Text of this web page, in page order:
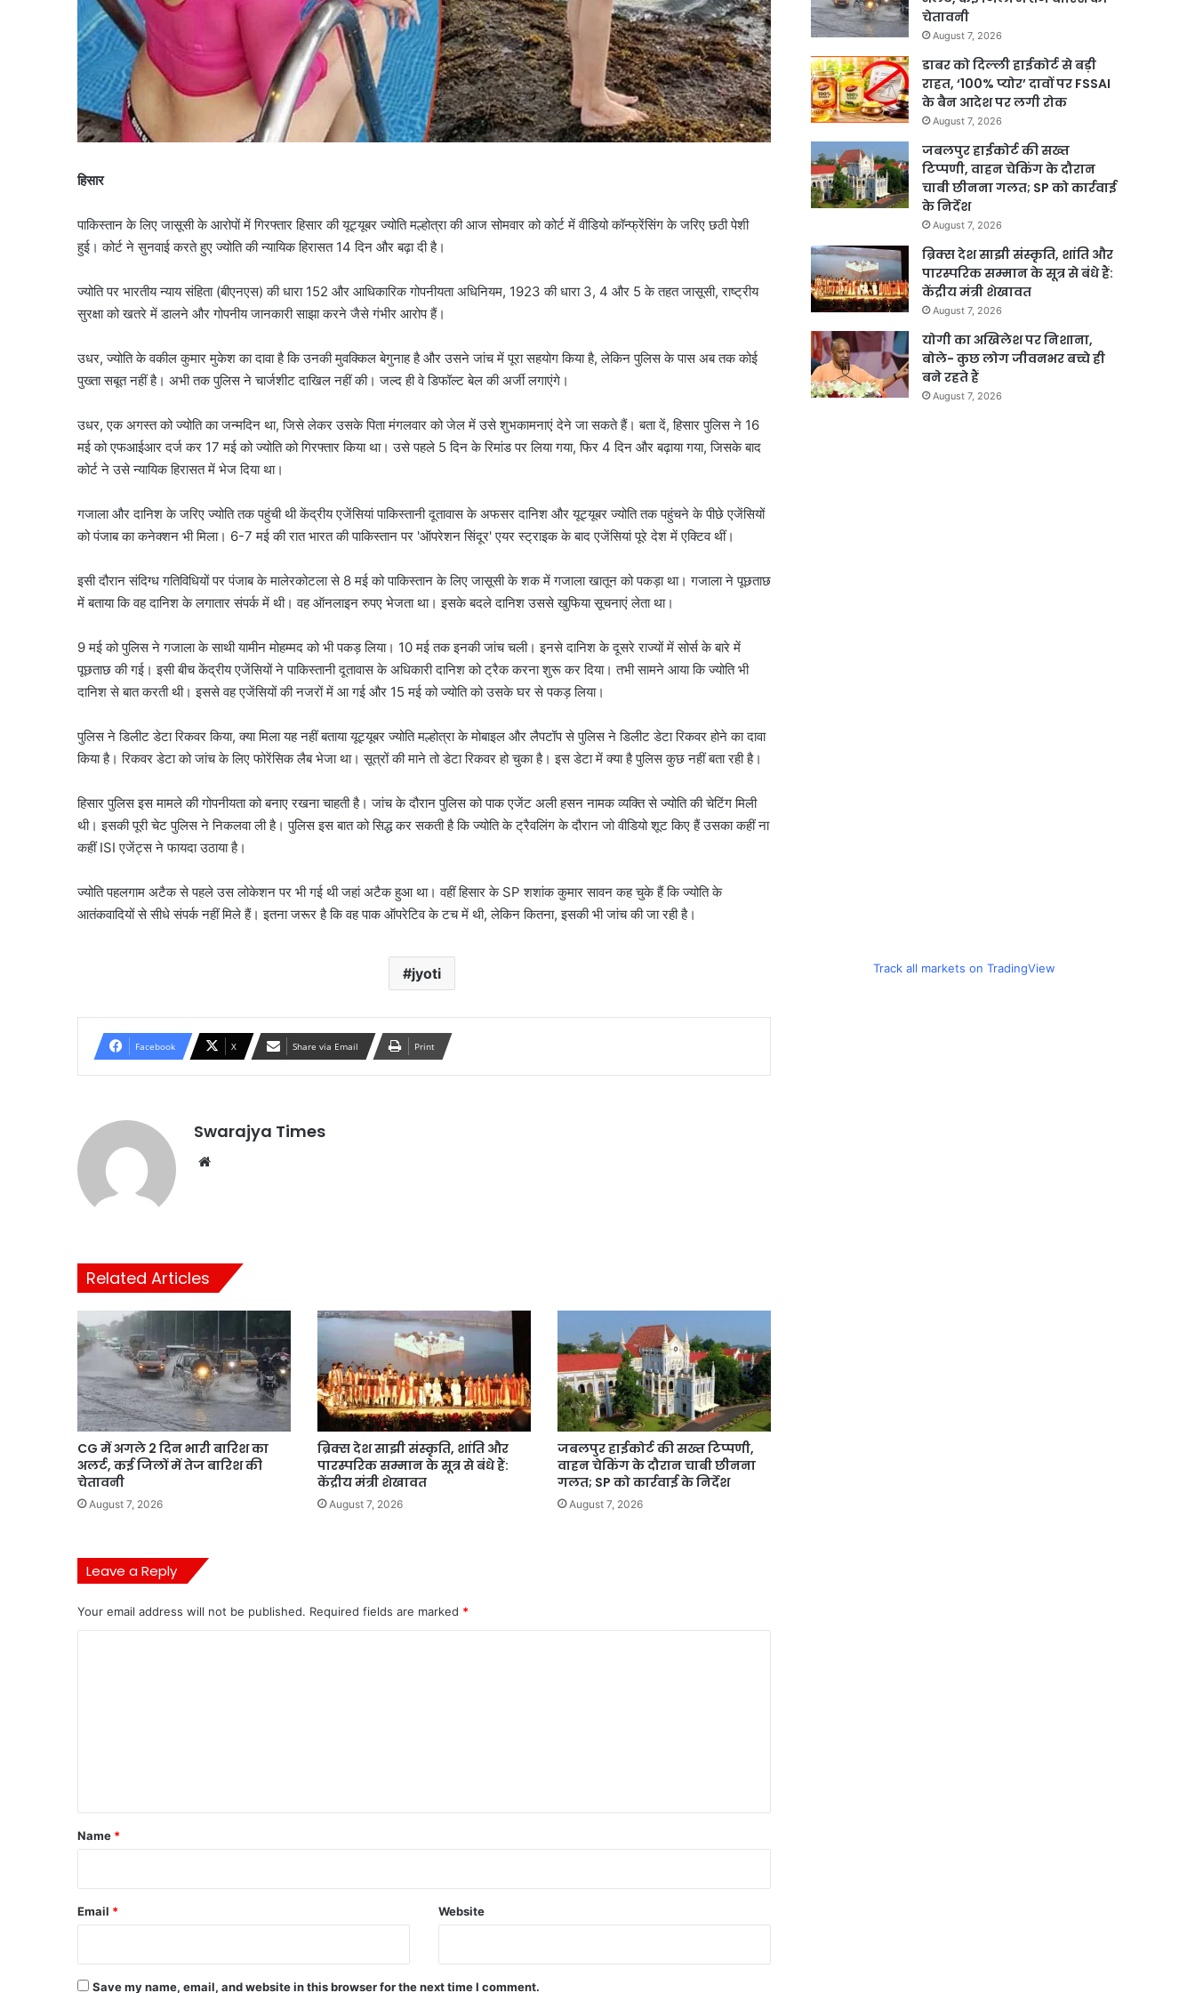
हिसार
पाकिस्तान के लिए जासूसी के आरोपों में गिरफ्तार हिसार की यूट्यूबर ज्योति मल्होत्रा की आज सोमवार को कोर्ट में वीडियो कॉन्फ्रेंसिंग के जरिए छठी पेशी
हुई। कोर्ट ने सुनवाई करते हुए ज्योति की न्यायिक हिरासत 14 दिन और बढ़ा दी है।
ज्योति पर भारतीय न्याय संहिता (बीएनएस) की धारा 152 और आधिकारिक गोपनीयता अधिनियम, 1923 की धारा 3, 4 और 5 के तहत जासूसी, राष्ट्रीय
सुरक्षा को खतरे में डालने और गोपनीय जानकारी साझा करने जैसे गंभीर आरोप हैं।
उधर, ज्योति के वकील कुमार मुकेश का दावा है कि उनकी मुवक्किल बेगुनाह है और उसने जांच में पूरा सहयोग किया है, लेकिन पुलिस के पास अब तक कोई
पुख्ता सबूत नहीं है। अभी तक पुलिस ने चार्जशीट दाखिल नहीं की। जल्द ही वे डिफॉल्ट बेल की अर्जी लगाएंगे।
उधर, एक अगस्त को ज्योति का जन्मदिन था, जिसे लेकर उसके पिता मंगलवार को जेल में उसे शुभकामनाएं देने जा सकते हैं। बता दें, हिसार पुलिस ने 16
मई को एफआईआर दर्ज कर 17 मई को ज्योति को गिरफ्तार किया था। उसे पहले 5 दिन के रिमांड पर लिया गया, फिर 4 दिन और बढ़ाया गया, जिसके बाद
कोर्ट ने उसे न्यायिक हिरासत में भेज दिया था।
गजाला और दानिश के जरिए ज्योति तक पहुंची थी केंद्रीय एजेंसियां पाकिस्तानी दूतावास के अफसर दानिश और यूट्यूबर ज्योति तक पहुंचने के पीछे एजेंसियों
को पंजाब का कनेक्शन भी मिला। 6-7 मई की रात भारत की पाकिस्तान पर 'ऑपरेशन सिंदूर' एयर स्ट्राइक के बाद एजेंसियां पूरे देश में एक्टिव थीं।
इसी दौरान संदिग्ध गतिविधियों पर पंजाब के मालेरकोटला से 8 मई को पाकिस्तान के लिए जासूसी के शक में गजाला खातून को पकड़ा था। गजाला ने पूछताछ
में बताया कि वह दानिश के लगातार संपर्क में थी। वह ऑनलाइन रुपए भेजता था। इसके बदले दानिश उससे खुफिया सूचनाएं लेता था।
9 मई को पुलिस ने गजाला के साथी यामीन मोहम्मद को भी पकड़ लिया। 10 मई तक इनकी जांच चली। इनसे दानिश के दूसरे राज्यों में सोर्स के बारे में
पूछताछ की गई। इसी बीच केंद्रीय एजेंसियों ने पाकिस्तानी दूतावास के अधिकारी दानिश को ट्रैक करना शुरू कर दिया। तभी सामने आया कि ज्योति भी
दानिश से बात करती थी। इससे वह एजेंसियों की नजरों में आ गई और 15 मई को ज्योति को उसके घर से पकड़ लिया।
पुलिस ने डिलीट डेटा रिकवर किया, क्या मिला यह नहीं बताया यूट्यूबर ज्योति मल्होत्रा के मोबाइल और लैपटॉप से पुलिस ने डिलीट डेटा रिकवर होने का दावा
किया है। रिकवर डेटा को जांच के लिए फोरेंसिक लैब भेजा था। सूत्रों की माने तो डेटा रिकवर हो चुका है। इस डेटा में क्या है पुलिस कुछ नहीं बता रही है।
हिसार पुलिस इस मामले की गोपनीयता को बनाए रखना चाहती है। जांच के दौरान पुलिस को पाक एजेंट अली हसन नामक व्यक्ति से ज्योति की चेटिंग मिली
थी। इसकी पूरी चेट पुलिस ने निकलवा ली है। पुलिस इस बात को सिद्ध कर सकती है कि ज्योति के ट्रैवलिंग के दौरान जो वीडियो शूट किए हैं उसका कहीं ना
कहीं ISI एजेंट्स ने फायदा उठाया है।
ज्योति पहलगाम अटैक से पहले उस लोकेशन पर भी गई थी जहां अटैक हुआ था। वहीं हिसार के SP शशांक कुमार सावन कह चुके हैं कि ज्योति के
आतंकवादियों से सीधे संपर्क नहीं मिले हैं। इतना जरूर है कि वह पाक ऑपरेटिव के टच में थी, लेकिन कितना, इसकी भी जांच की जा रही है।
jyoti
Facebook X Share via Email Print
Swarajya Times
Related Articles
CG में अगले 2 दिन भारी बारिश का
अलर्ट, कई जिलों में तेज बारिश की
चेतावनी
August 7, 2026
ब्रिक्स देश साझी संस्कृति, शांति और
पारस्परिक सम्मान के सूत्र से बंधे हैं:
केंद्रीय मंत्री शेखावत
August 7, 2026
जबलपुर हाईकोर्ट की सख्त टिप्पणी,
वाहन चेकिंग के दौरान चाबी छीनना
गलत; SP को कार्रवाई के निर्देश
August 7, 2026
Leave a Reply
Your email address will not be published. Required fields are marked *
*
Name *
Email * Website
Save my name, email, and website in this browser for the next time I comment.
चेतावनी
August 7, 2026
डाबर को दिल्ली हाईकोर्ट से बड़ी
राहत, ‘100% प्योर’ दावों पर FSSAI
के बैन आदेश पर लगी रोक
August 7, 2026
जबलपुर हाईकोर्ट की सख्त
टिप्पणी, वाहन चेकिंग के दौरान
चाबी छीनना गलत; SP को कार्रवाई
के निर्देश
August 7, 2026
ब्रिक्स देश साझी संस्कृति, शांति और
पारस्परिक सम्मान के सूत्र से बंधे हैं:
केंद्रीय मंत्री शेखावत
August 7, 2026
योगी का अखिलेश पर निशाना,
बोले- कुछ लोग जीवनभर बच्चे ही
बने रहते हैं
August 7, 2026
Track all markets on TradingView